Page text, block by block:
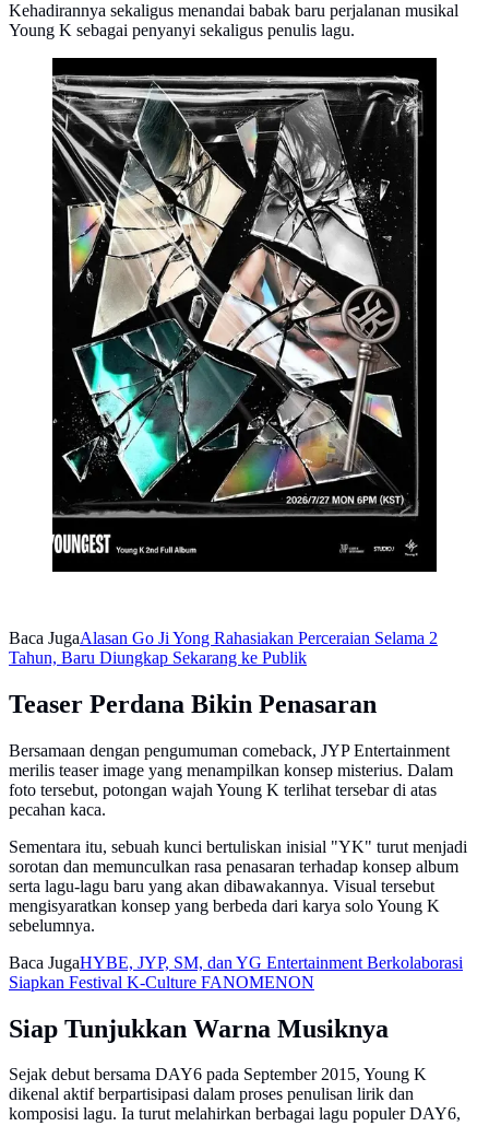
Kehadirannya sekaligus menandai babak baru perjalanan musikal
Young K sebagai penyanyi sekaligus penulis lagu.
Teaser Album YOUNGEST YOUNG K DAY6
(credit: JYP Entertainment)
Baca JugaAlasan Go Ji Yong Rahasiakan Perceraian Selama 2
Tahun, Baru Diungkap Sekarang ke Publik
Teaser Perdana Bikin Penasaran
Bersamaan dengan pengumuman comeback, JYP Entertainment
merilis teaser image yang menampilkan konsep misterius. Dalam
foto tersebut, potongan wajah Young K terlihat tersebar di atas
pecahan kaca.
Sementara itu, sebuah kunci bertuliskan inisial "YK" turut menjadi
sorotan dan memunculkan rasa penasaran terhadap konsep album
serta lagu-lagu baru yang akan dibawakannya. Visual tersebut
mengisyaratkan konsep yang berbeda dari karya solo Young K
sebelumnya.
Baca JugaHYBE, JYP, SM, dan YG Entertainment Berkolaborasi
Siapkan Festival K-Culture FANOMENON
Siap Tunjukkan Warna Musiknya
Sejak debut bersama DAY6 pada September 2015, Young K
dikenal aktif berpartisipasi dalam proses penulisan lirik dan
komposisi lagu. Ia turut melahirkan berbagai lagu populer DAY6,